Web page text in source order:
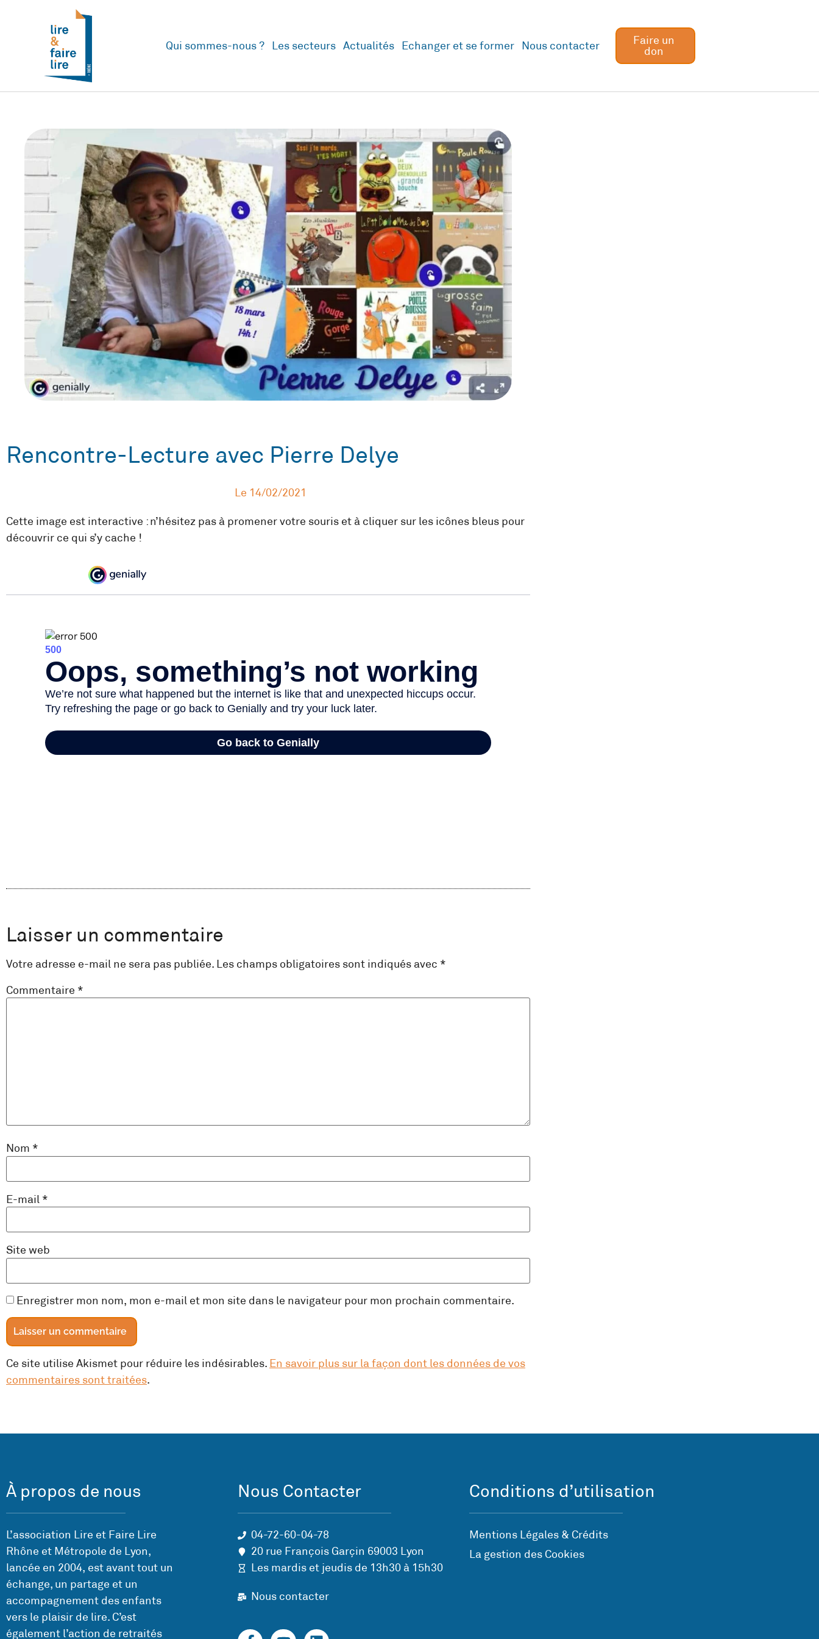
Qui sommes-nous ? Les secteurs Actualités Echanger et se former Nous contacter
Faire un
don
Rencontre-Lecture avec Pierre Delye
Le 14/02/2021
Cette image est interactive : n’hésitez pas à promener votre souris et à cliquer sur les icônes bleus pour
découvrir ce qui s’y cache !
Laisser un commentaire
Votre adresse e-mail ne sera pas publiée. Les champs obligatoires sont indiqués avec *
Commentaire *
Nom *
E-mail *
Site web
Enregistrer mon nom, mon e-mail et mon site dans le navigateur pour mon prochain commentaire.
Ce site utilise Akismet pour réduire les indésirables. En savoir plus sur la façon dont les données de vos
commentaires sont traitées.
À propos de nous
L’association Lire et Faire Lire
Rhône et Métropole de Lyon,
lancée en 2004, est avant tout un
échange, un partage et un
accompagnement des enfants
vers le plaisir de lire. C’est
également l’action de retraités
Nous Contacter
04-72-60-04-78
20 rue François Garçin 69003 Lyon
Les mardis et jeudis de 13h30 à 15h30
Nous contacter
Conditions d’utilisation
Mentions Légales & Crédits
La gestion des Cookies